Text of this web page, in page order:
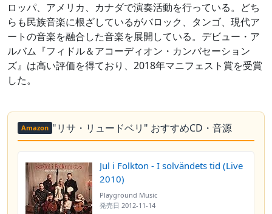
ロッパ、アメリカ、カナダで演奏活動を行っている。どち
らも民族音楽に根ざしているがバロック、タンゴ、現代ア
ートの音楽を融合した音楽を展開している。デビュー・ア
ルバム『フィドル＆アコーディオン・カンバセーション
ズ』は高い評価を得ており、2018年マニフェスト賞を受賞
した。
Amazon "リサ・リュードベリ" おすすめCD・音源
Jul i Folkton - I solvändets tid (Live
2010)
Playground Music
発売日 2012-11-14